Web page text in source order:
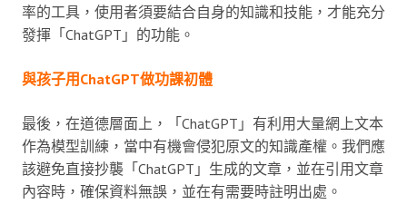
率的工具，使用者須要結合自身的知識和技能，才能充分
發揮「ChatGPT」的功能。
與孩子用ChatGPT做功課初體
最後，在道德層面上，「ChatGPT」有利用大量網上文本
作為模型訓練，當中有機會侵犯原文的知識產權。我們應
該避免直接抄襲「ChatGPT」生成的文章，並在引用文章
內容時，確保資料無誤，並在有需要時註明出處。